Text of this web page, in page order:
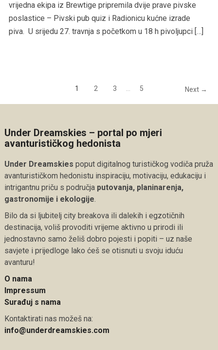
vrijedna ekipa iz Brewtige pripremila dvije prave pivske
poslastice – Pivski pub quiz i Radionicu kućne izrade
piva. U srijedu 27. travnja s početkom u 18 h pivoljupci […]
1 2 3 … 5 Next →
Under Dreamskies – portal po mjeri
avanturističkog hedonista
Under Dreamskies poput digitalnog turističkog vodiča pruža
avanturističkom hedonistu inspiraciju, motivaciju, edukaciju i
intrigantnu priču s područja putovanja, planinarenja,
gastronomije i ekologije.
Bilo da si ljubitelj city breakova ili dalekih i egzotičnih
destinacija, voliš provoditi vrijeme aktivno u prirodi ili
jednostavno samo želiš dobro pojesti i popiti – uz naše
savjete i prijedloge lako ćeš se otisnuti u svoju iduću
avanturu!
O nama
Impressum
Surađuj s nama
Kontaktirati nas možeš na:
info@underdreamskies.com